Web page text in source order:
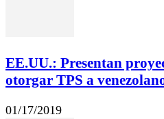
EE.UU.: Presentan
otorgar TPS a
01/17/2019